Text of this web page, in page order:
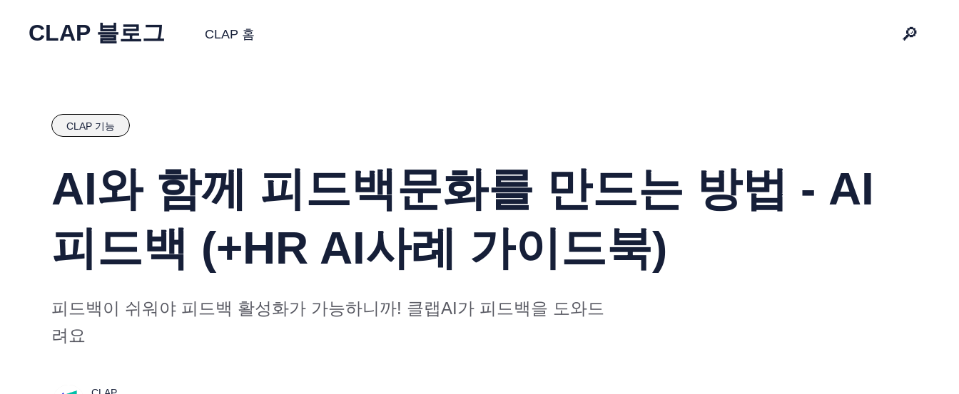
CLAP 블로그 CLAP 홈 🔎
CLAP 기능
AI와 함께 피드백문화를 만드는 방법 - AI
피드백 (+HR AI사례 가이드북)
피드백이 쉬워야 피드백 활성화가 가능하니까! 클랩AI가 피드백을 도와드
려요